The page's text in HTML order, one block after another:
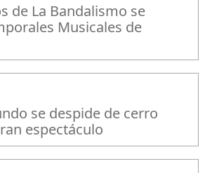
de La Bandalismo se
Musicales de
se despide de cerro
espectáculo